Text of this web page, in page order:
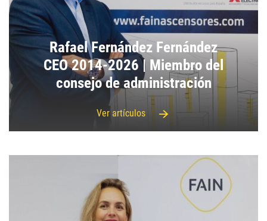
Rafael Fernández Fernández
CEO 2014-2026 | Miembro del
consejo de administración
Ver artículos